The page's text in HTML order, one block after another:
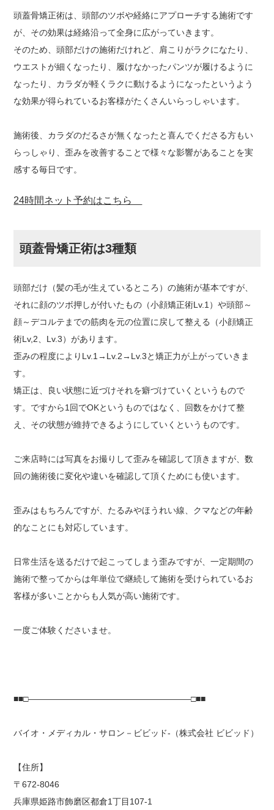
頭蓋骨矯正術は、頭部のツボや経絡にアプローチする施術です
が、その効果は経絡沿って全身に広がっていきます。
そのため、頭部だけの施術だけれど、肩こりがラクになたり、
ウエストが細くなったり、履けなかったパンツが履けるように
なったり、カラダが軽くラクに動けるようになったというよう
な効果が得られているお客様がたくさんいらっしゃいます。
施術後、カラダのだるさが無くなったと喜んでくださる方もい
らっしゃり、歪みを改善することで様々な影響があることを実
感する毎日です。
24時間ネット予約はこちら
頭蓋骨矯正術は3種類
頭部だけ（髪の毛が生えているところ）の施術が基本ですが、
それに顔のツボ押しが付いたもの（小顔矯正術Lv.1）や頭部～
顔～デコルテまでの筋肉を元の位置に戻して整える（小顔矯正
術Lv,2、Lv.3）があります。
歪みの程度によりLv.1→Lv.2→Lv.3と矯正力が上がっていきま
す。
矯正は、良い状態に近づけそれを癖づけていくというもので
す。ですから1回でOKというものではなく、回数をかけて整
え、その状態が維持できるようにしていくというものです。
ご来店時には写真をお撮りして歪みを確認して頂きますが、数
回の施術後に変化や違いを確認して頂くためにも使います。
歪みはもちろんですが、たるみやほうれい線、クマなどの年齢
的なことにも対応しています。
日常生活を送るだけで起こってしまう歪みですが、一定期間の
施術で整ってからは年単位で継続して施術を受けられているお
客様が多いことからも人気が高い施術です。
一度ご体験くださいませ。
■■□―――――――――――――――――――□■■
バイオ・メディカル・サロン－ビビッド-（株式会社 ビビッド）
【住所】
〒672-8046
兵庫県姫路市飾磨区都倉1丁目107-1